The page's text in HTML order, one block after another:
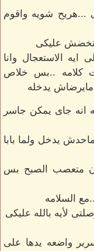
...هريح شويه واقوم
عليكى
ايه الاستعجال وانا
كلامه ..بس خلاص
يدخله
انه جاى يمكن جاسر
يدخل ولما بابا
متعصب الصبح بس
السلامه
لأيه بالله عليكى
واضعه يدها على